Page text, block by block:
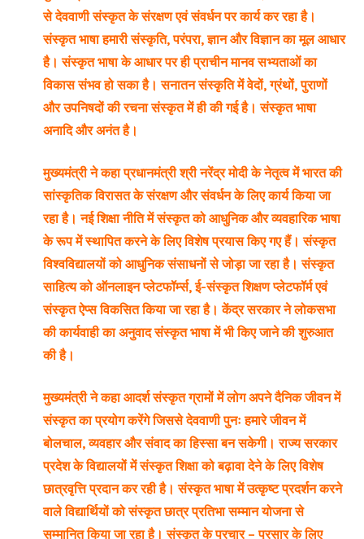
से देववाणी संस्कृत के संरक्षण एवं संवर्धन पर कार्य कर रहा है।
संस्कृत भाषा हमारी संस्कृति, परंपरा, ज्ञान और विज्ञान का मूल आधार
है। संस्कृत भाषा के आधार पर ही प्राचीन मानव सभ्यताओं का
विकास संभव हो सका है। सनातन संस्कृति में वेदों, ग्रंथों, पुराणों
और उपनिषदों की रचना संस्कृत में ही की गई है। संस्कृत भाषा
अनादि और अनंत है।
मुख्यमंत्री ने कहा प्रधानमंत्री श्री नरेंद्र मोदी के नेतृत्व में भारत की
सांस्कृतिक विरासत के संरक्षण और संवर्धन के लिए कार्य किया जा
रहा है। नई शिक्षा नीति में संस्कृत को आधुनिक और व्यवहारिक भाषा
के रूप में स्थापित करने के लिए विशेष प्रयास किए गए हैं। संस्कृत
विश्वविद्यालयों को आधुनिक संसाधनों से जोड़ा जा रहा है। संस्कृत
साहित्य को ऑनलाइन प्लेटफॉर्म्स, ई-संस्कृत शिक्षण प्लेटफॉर्म एवं
संस्कृत ऐप्स विकसित किया जा रहा है। केंद्र सरकार ने लोकसभा
की कार्यवाही का अनुवाद संस्कृत भाषा में भी किए जाने की शुरुआत
की है।
मुख्यमंत्री ने कहा आदर्श संस्कृत ग्रामों में लोग अपने दैनिक जीवन में
संस्कृत का प्रयोग करेंगे जिससे देववाणी पुनः हमारे जीवन में
बोलचाल, व्यवहार और संवाद का हिस्सा बन सकेगी। राज्य सरकार
प्रदेश के विद्यालयों में संस्कृत शिक्षा को बढ़ावा देने के लिए विशेष
छात्रवृत्ति प्रदान कर रही है। संस्कृत भाषा में उत्कृष्ट प्रदर्शन करने
वाले विद्यार्थियों को संस्कृत छात्र प्रतिभा सम्मान योजना से
सम्मानित किया जा रहा है। संस्कृत के प्रचार – प्रसार के लिए